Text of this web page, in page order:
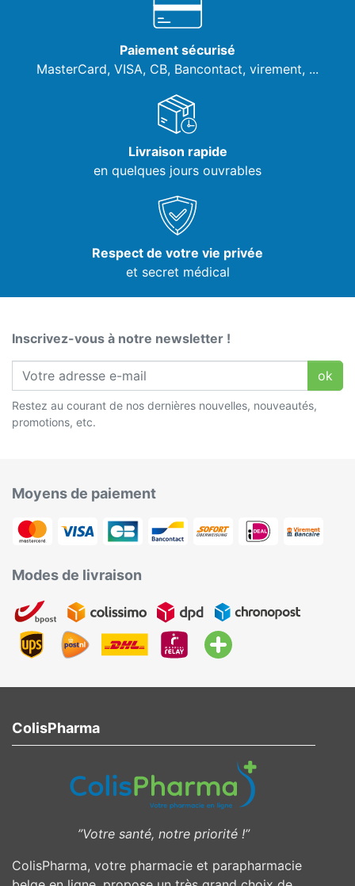
Paiement sécurisé
MasterCard, VISA, CB, Bancontact, virement, ...
Livraison rapide
en quelques jours ouvrables
Respect de votre vie privée
et secret médical
Inscrivez-vous à notre newsletter !
ok
Restez au courant de nos dernières nouvelles, nouveautés,
promotions, etc.
Moyens de paiement
Modes de livraison
ColisPharma
”Votre santé, notre priorité !”
ColisPharma, votre pharmacie et parapharmacie